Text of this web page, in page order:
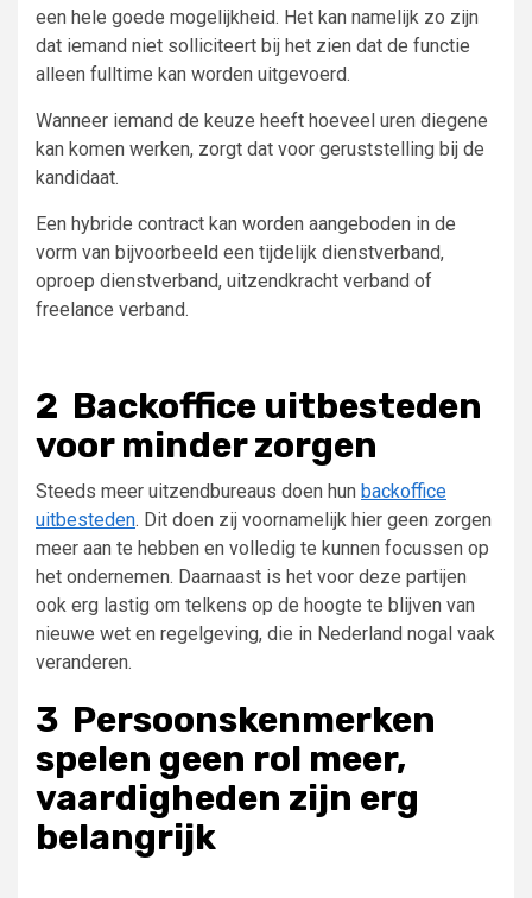
een hele goede mogelijkheid. Het kan namelijk zo zijn
dat iemand niet solliciteert bij het zien dat de functie
alleen fulltime kan worden uitgevoerd.
Wanneer iemand de keuze heeft hoeveel uren diegene
kan komen werken, zorgt dat voor geruststelling bij de
kandidaat.
Een hybride contract kan worden aangeboden in de
vorm van bijvoorbeeld een tijdelijk dienstverband,
oproep dienstverband, uitzendkracht verband of
freelance verband.
2 Backoffice uitbesteden
voor minder zorgen
Steeds meer uitzendbureaus doen hun backoffice
uitbesteden. Dit doen zij voornamelijk hier geen zorgen
meer aan te hebben en volledig te kunnen focussen op
het ondernemen. Daarnaast is het voor deze partijen
ook erg lastig om telkens op de hoogte te blijven van
nieuwe wet en regelgeving, die in Nederland nogal vaak
veranderen.
3 Persoonskenmerken
spelen geen rol meer,
vaardigheden zijn erg
belangrijk